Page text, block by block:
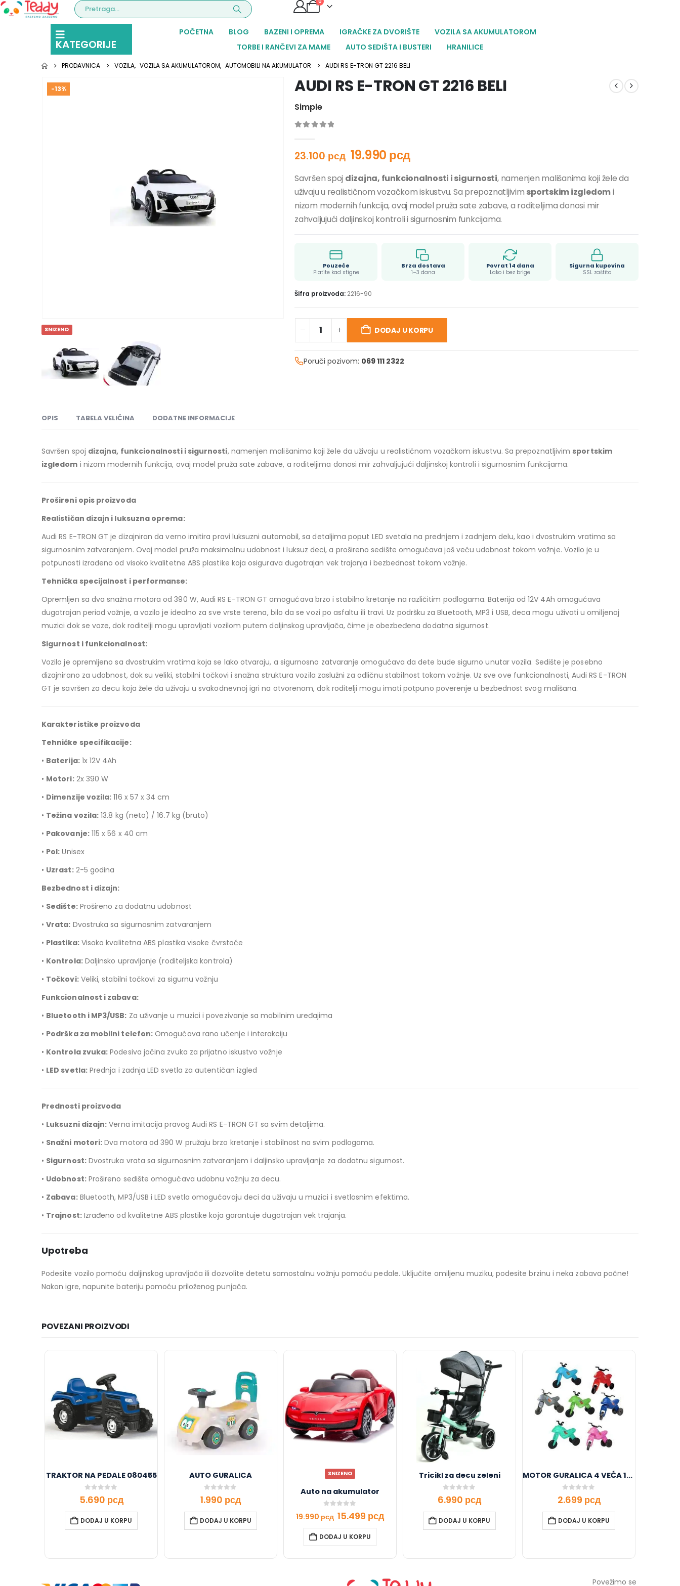
KATEGORIJE
POČETNA BLOG BAZENI I OPREMA IGRAČKE ZA DVORIŠTE
VOZILA SA AKUMULATOROM
TORBE I RANČEVI ZA MAME
AUTO SEDIŠTA I BUSTERI HRANILICE
PRODAVNICA VOZILA, VOZILA SA AKUMULATOROM, AUTOMOBILI NA AKUMULATOR AUDI RS E-TRON GT 2216 BELI
-13%
SNIZENO
AUDI RS E-TRON GT 2216 BELI
Simple
23.100рсд 19.990 рсд
Savršen spoj dizajna, funkcionalnosti i sigurnosti, namenjen mališanima koji žele da
uživaju u realističnom vozačkom iskustvu. Sa prepoznatljivim sportskim izgledomi
nizom modernih funkcija, ovaj model pruža sate zabave, a roditeljima donosi mir
zahvaljujući daljinskoj kontroli i sigurnosnim funkcijama.
Pouzeće
Platite kad stigne
Brza dostava
1–3 dana
Povrat 14 dana
Lako i bez brige
Sigurna kupovina
SSL zaštita
Šifra proizvoda: 2216-90
DODAJ U KORPU
Poruči pozivom: 069 111 2322
OPIS TABELA VELIČINA DODATNE INFORMACIJE
Savršen spoj dizajna, funkcionalnosti i sigurnosti, namenjen mališanima koji žele da uživaju u realističnom vozačkom iskustvu. Sa prepoznatljivim sportskim
izgledom i nizom modernih funkcija, ovaj model pruža sate zabave, a roditeljima donosi mir zahvaljujući daljinskoj kontroli i sigurnosnim funkcijama.
Prošireni opis proizvoda
Realističan dizajn i luksuzna oprema:
Audi RS E-TRON GT je dizajniran da verno imitira pravi luksuzni automobil, sa detaljima poput LED svetala na prednjem i zadnjem delu, kao i dvostrukim vratima sa
sigurnosnim zatvaranjem. Ovaj model pruža maksimalnu udobnost i luksuz deci, a prošireno sedište omogućava još veću udobnost tokom vožnje. Vozilo je u
potpunosti izrađeno od visoko kvalitetne ABS plastike koja osigurava dugotrajan vek trajanja i bezbednost tokom vožnje.
Tehnička specijalnost i performanse:
Opremljen sa dva snažna motora od 390 W, Audi RS E-TRON GT omogućava brzo i stabilno kretanje na različitim podlogama. Baterija od 12V 4Ah omogućava
dugotrajan period vožnje, a vozilo je idealno za sve vrste terena, bilo da se vozi po asfaltu ili travi. Uz podršku za Bluetooth, MP3 i USB, deca mogu uživati u omiljenoj
muzici dok se voze, dok roditelji mogu upravljati vozilom putem daljinskog upravljača, čime je obezbeđena dodatna sigurnost.
Sigurnost i funkcionalnost:
Vozilo je opremljeno sa dvostrukim vratima koja se lako otvaraju, a sigurnosno zatvaranje omogućava da dete bude sigurno unutar vozila. Sedište je posebno
dizajnirano za udobnost, dok su veliki, stabilni točkovi i snažna struktura vozila zaslužni za odličnu stabilnost tokom vožnje. Uz sve ove funkcionalnosti, Audi RS E-TRON
GT je savršen za decu koja žele da uživaju u svakodnevnoj igri na otvorenom, dok roditelji mogu imati potpuno poverenje u bezbednost svog mališana.
Karakteristike proizvoda
Tehničke specifikacije:
• Baterija:1x 12V 4Ah
• Motori:2x 390 W
• Dimenzije vozila: 116 x 57 x 34 cm
• Težina vozila: 13.8 kg (neto) / 16.7 kg (bruto)
• Pakovanje:115 x 56 x 40 cm
• Pol: Unisex
• Uzrast:2-5 godina
Bezbednost i dizajn:
• Sedište:Prošireno za dodatnu udobnost
•Vrata: Dvostruka sa sigurnosnim zatvaranjem
• Plastika:Visoko kvalitetna ABS plastika visoke čvrstoće
• Kontrola:Daljinsko upravljanje (roditeljska kontrola)
• Točkovi:Veliki, stabilni točkovi za sigurnu vožnju
Funkcionalnost i zabava:
• Bluetooth i MP3/USB: Za uživanje u muzici i povezivanje sa mobilnim uređajima
• Podrška za mobilni telefon: Omogućava rano učenje i interakciju
• Kontrola zvuka: Podesiva jačina zvuka za prijatno iskustvo vožnje
• LED svetla:Prednja i zadnja LED svetla za autentičan izgled
Prednosti proizvoda
• Luksuzni dizajn: Verna imitacija pravog Audi RS E-TRON GT sa svim detaljima.
• Snažni motori: Dva motora od 390 W pružaju brzo kretanje i stabilnost na svim podlogama.
• Sigurnost:Dvostruka vrata sa sigurnosnim zatvaranjem i daljinsko upravljanje za dodatnu sigurnost.
• Udobnost:Prošireno sedište omogućava udobnu vožnju za decu.
• Zabava:Bluetooth, MP3/USB i LED svetla omogućavaju deci da uživaju u muzici i svetlosnim efektima.
• Trajnost:Izrađeno od kvalitetne ABS plastike koja garantuje dugotrajan vek trajanja.
Upotreba
Podesite vozilo pomoću daljinskog upravljača ili dozvolite detetu samostalnu vožnju pomoću pedale. Uključite omiljenu muziku, podesite brzinu i neka zabava počne!
Nakon igre, napunite bateriju pomoću priloženog punjača.
POVEZANI PROIZVODI
TRAKTOR NA PEDALE 080455
0 out of 5
5.690 рсд
DODAJ U KORPU
AUTO GURALICA
0out of 5
1.990 рсд
DODAJ U KORPU
SNIZENO
Auto na akumulator
out of 5
19.990рсд 15.499 рсд
DODAJ U KORPU
Tricikl za decu zeleni
out of 5
6.990 рсд
DODAJ U KORPU
MOTOR GURALICA 4 VEĆA 110752
out of 5
2.699 рсд
DODAJ U KORPU
Povežimo se